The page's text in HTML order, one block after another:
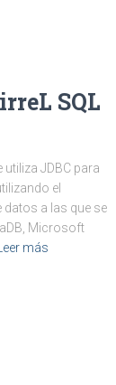
SQL
utiliza JDBC para
el
datos a las que se
Microsoft
Leer más